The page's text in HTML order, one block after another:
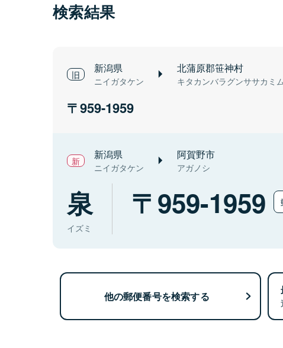
検索結果
新潟県
ニイガタケン
北蒲原郡笹神村
キタカンバラグンササカミ
959-1959
新潟県
ニイガタケン
阿賀野市
アガノシ
泉
イズミ
959-1959
他の郵便番号を検索する